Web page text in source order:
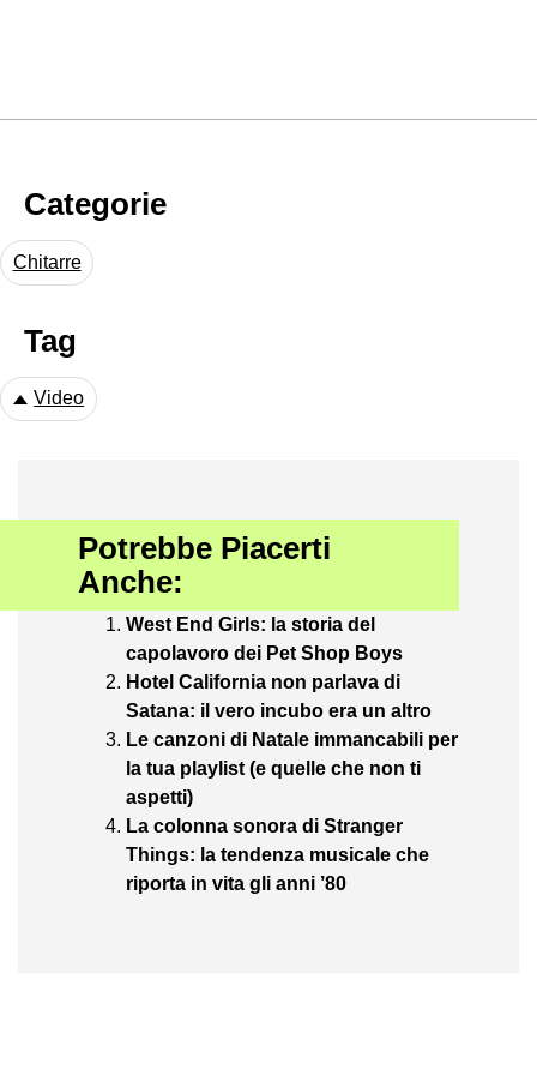
Categorie
Chitarre
Tag
Video
Potrebbe Piacerti
Anche:
West End Girls: la storia del
capolavoro dei Pet Shop Boys
Hotel California non parlava di
Satana: il vero incubo era un altro
Le canzoni di Natale immancabili per
la tua playlist (e quelle che non ti
aspetti)
La colonna sonora di Stranger
Things: la tendenza musicale che
riporta in vita gli anni ’80